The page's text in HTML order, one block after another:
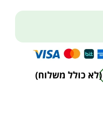
(לא כולל משלוח)